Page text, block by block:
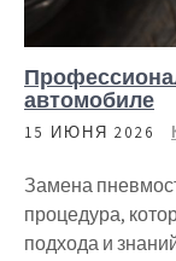
автомобиле
15 ИЮНЯ 2026
Замена
процедура,
подхода и